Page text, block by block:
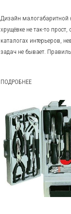
Дизайн
хрущёвке не так-то
каталогах интерьеров,
задач не бывает.
ПОДРОБНЕЕ